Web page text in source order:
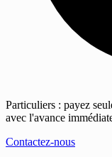
Particuliers : payez
avec l'avance
Contactez-nous